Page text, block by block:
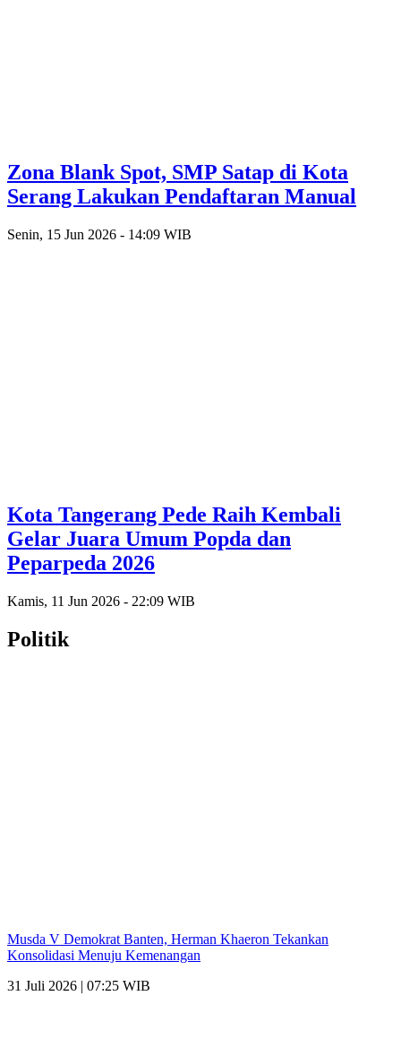
Zona Blank Spot, SMP Satap di Kota
Serang Lakukan Pendaftaran Manual
Senin, 15 Jun 2026 - 14:09 WIB
Kota Tangerang Pede Raih Kembali
Gelar Juara Umum Popda dan
Peparpeda 2026
Kamis, 11 Jun 2026 - 22:09 WIB
Politik
Musda V Demokrat Banten, Herman Khaeron Tekankan
Konsolidasi Menuju Kemenangan
31 Juli 2026 | 07:25 WIB